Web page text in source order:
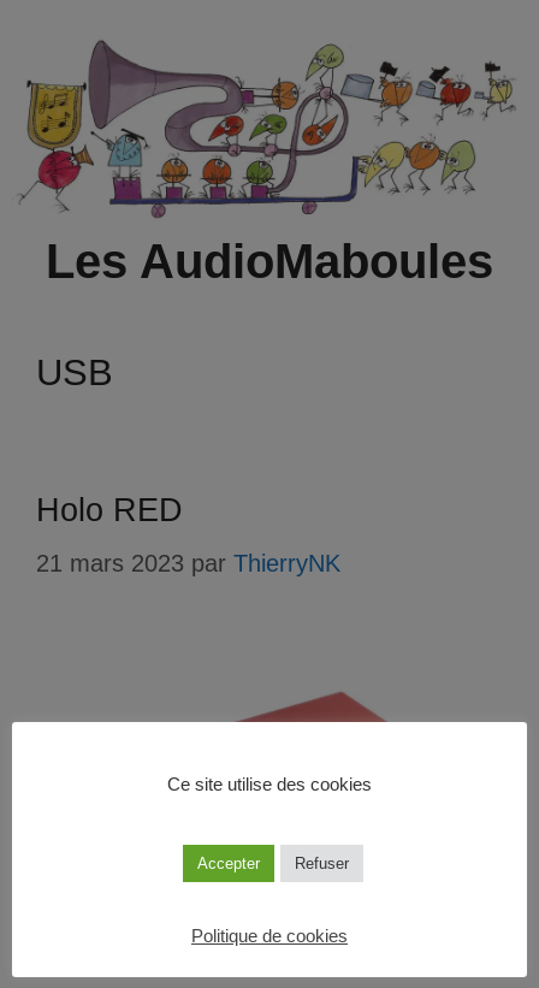
contenu
Les AudioMaboules
USB
Holo RED
21 mars 2023 par ThierryNK
Ce site utilise des cookies
Accepter Refuser
Politique de cookies